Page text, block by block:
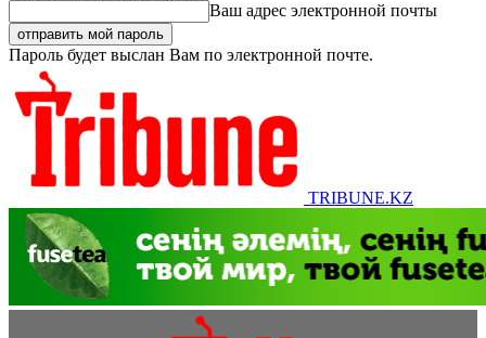
Ваш адрес электронной почты
Пароль будет выслан Вам по электронной почте.
TRIBUNE.KZ